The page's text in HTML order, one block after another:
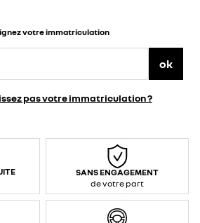
votre immatriculation
ok
pas votre immatriculation ?
SANS ENGAGEMENT
de votre part